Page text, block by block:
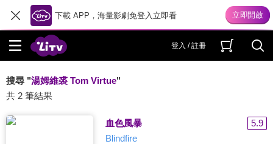
下載 APP，海量影劇免登入立即看
登入 / 註冊
搜尋 "湯姆維裘 Tom Virtue"
共 2 筆結果
血色風暴
5.9
Blindfire